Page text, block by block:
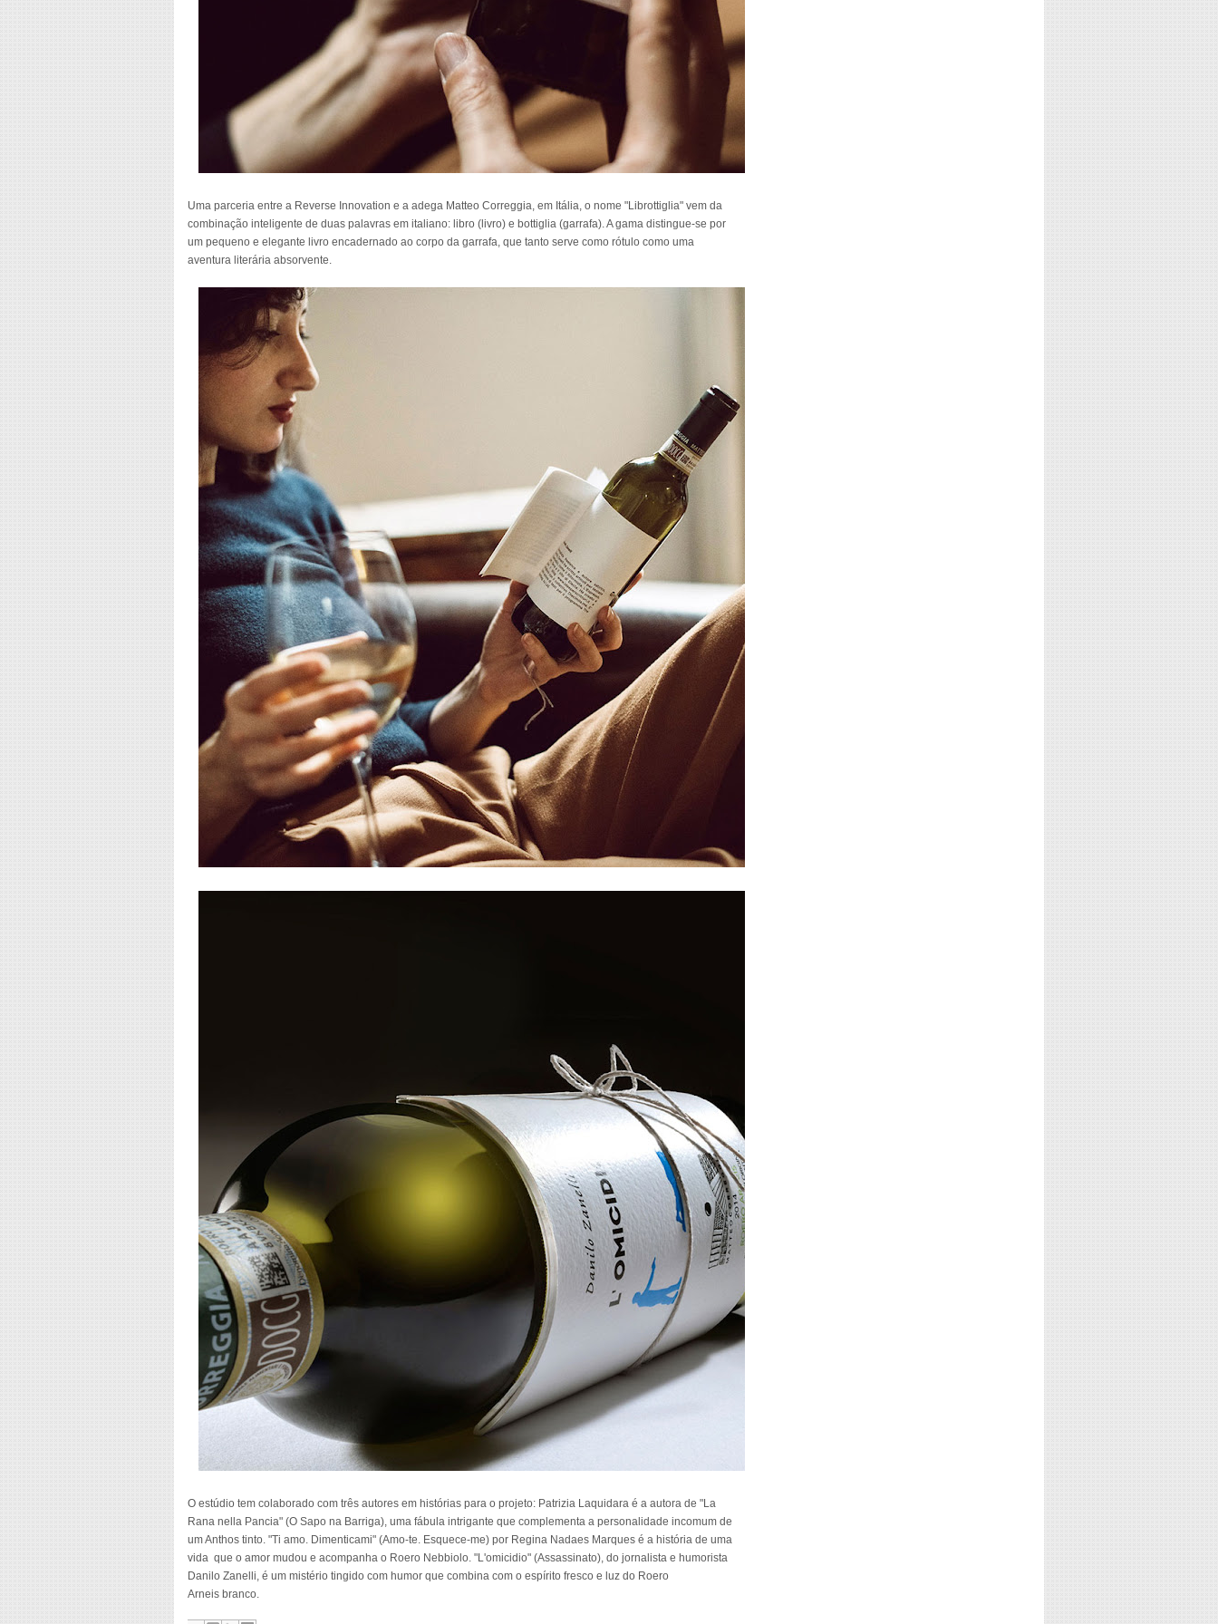
Uma parceria entre a Reverse Innovation e a adega Matteo Correggia, em Itália, o nome "Librottiglia" vem da
combinação inteligente de duas palavras em italiano: libro (livro) e bottiglia (garrafa). A gama distingue-se por
um pequeno e elegante livro encadernado ao corpo da garrafa, que tanto serve como rótulo como uma
aventura literária absorvente.
O estúdio tem colaborado com três autores em histórias para o projeto: Patrizia Laquidara é a autora de "La
Rana nella Pancia" (O Sapo na Barriga), uma fábula intrigante que complementa a personalidade incomum de
um Anthos tinto. "Ti amo. Dimenticami" (Amo-te. Esquece-me) por Regina Nadaes Marques é a história de uma
vida que o amor mudou e acompanha o Roero Nebbiolo. "L'omicidio" (Assassinato), do jornalista e humorista
Danilo Zanelli, é um mistério tingido com humor que combina com o espírito fresco e luz do Roero
Arneis branco.